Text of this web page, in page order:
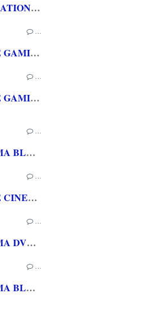
[TEST] APPLICATION QWARGS : une appli française pour gérer sa collection de jeux vidéo prometteuse!
…
[REVUE LIVRE GAMING] PRESS START - Le Japon des jeux vidéo aux éditions NUINUI
…
[REVUE LIVRE GAMING] - RETRO - ARCADE CLASSICS - La grande histoire des bornes de jeux vidéo aux éditions CASA
…
[REVUE CINEMA BLU-RAY] LA TOUR DE GLACE
…
[REVUE LIVRE CINEMA] FAST & FURIOUS d' Arnaud BRIAND aux éditions CASA
…
[REVUE CINEMA DVD] COUTURES
…
[REVUE CINEMA BLU-RAY] SHELTER